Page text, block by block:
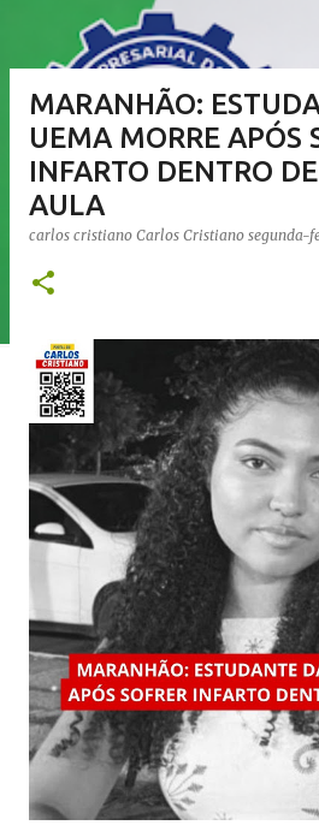
MARANHÃO:
UEMA MORRE APÓS
INFARTO DENTRO
AULA
carlos cristiano Carlos Cristiano segunda-